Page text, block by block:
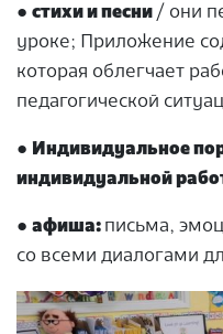
● стихи и песни / они
уроке; Приложение
которая облегчает
педагогической
● Индивидуальное
индивидуальной
● афиша: письма,
со всеми диалогами